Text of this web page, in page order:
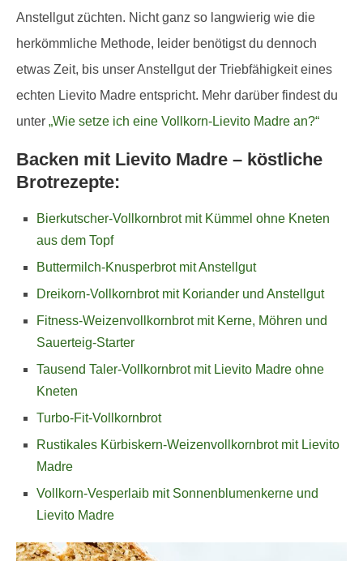
Anstellgut züchten. Nicht ganz so langwierig wie die
herkömmliche Methode, leider benötigst du dennoch
etwas Zeit, bis unser Anstellgut der Triebfähigkeit eines
echten Lievito Madre entspricht. Mehr darüber findest du
unter „Wie setze ich eine Vollkorn-Lievito Madre an?“
Backen mit Lievito Madre – köstliche
Brotrezepte:
Bierkutscher-Vollkornbrot mit Kümmel ohne Kneten
aus dem Topf
Buttermilch-Knusperbrot mit Anstellgut
Dreikorn-Vollkornbrot mit Koriander und Anstellgut
Fitness-Weizenvollkornbrot mit Kerne, Möhren und
Sauerteig-Starter
Tausend Taler-Vollkornbrot mit Lievito Madre ohne
Kneten
Turbo-Fit-Vollkornbrot
Rustikales Kürbiskern-Weizenvollkornbrot mit Lievito
Madre
Vollkorn-Vesperlaib mit Sonnenblumenkerne und
Lievito Madre